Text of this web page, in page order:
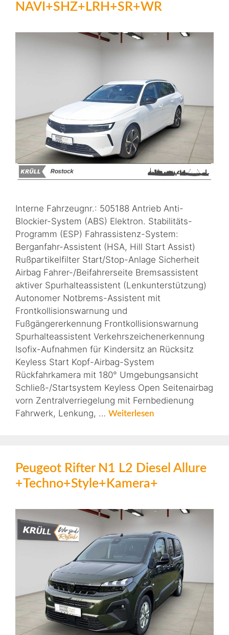
NAVI+SHZ+LRH+SR+WR
Interne Fahrzeugnr.: 505188 Antrieb Anti-
Blockier-System (ABS) Elektron. Stabilitäts-
Programm (ESP) Fahrassistenz-System:
Berganfahr-Assistent (HSA, Hill Start Assist)
Rußpartikelfilter Start/Stop-Anlage Sicherheit
Airbag Fahrer-/Beifahrerseite Bremsassistent
aktiver Spurhalteassistent (Lenkunterstützung)
Autonomer Notbrems-Assistent mit
Frontkollisionswarnung und
Fußgängererkennung Frontkollisionswarnung
Spurhalteassistent Verkehrszeichenerkennung
Isofix-Aufnahmen für Kindersitz an Rücksitz
Keyless Start Kopf-Airbag-System
Rückfahrkamera mit 180° Umgebungsansicht
Schließ-/Startsystem Keyless Open Seitenairbag
vorn Zentralverriegelung mit Fernbedienung
Fahrwerk, Lenkung, … Weiterlesen
Peugeot Rifter N1 L2 Diesel Allure
+Techno+Style+Kamera+